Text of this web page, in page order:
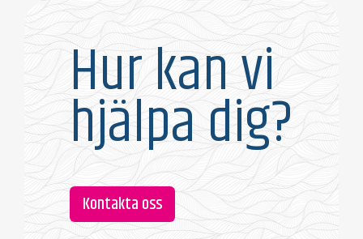
Hur kan vi
hjälpa dig?
Kontakta oss